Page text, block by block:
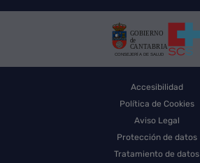
Accesibilidad
Política de Cookies
Aviso Legal
Protección de datos
Tratamiento de datos